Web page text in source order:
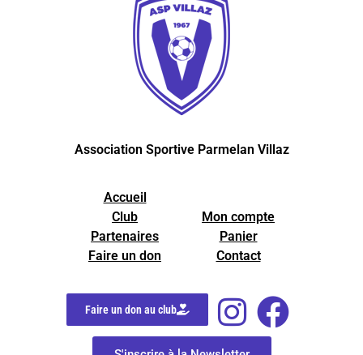
Association Sportive Parmelan Villaz
Accueil
Club
Partenaires
Faire un don
Mon compte
Panier
Contact
Faire un don au club